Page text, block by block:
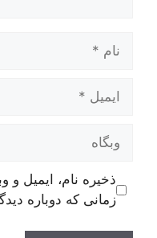
ایمیل
وبگاه
ذخیره نام، ایمیل
زمانی که دوباره